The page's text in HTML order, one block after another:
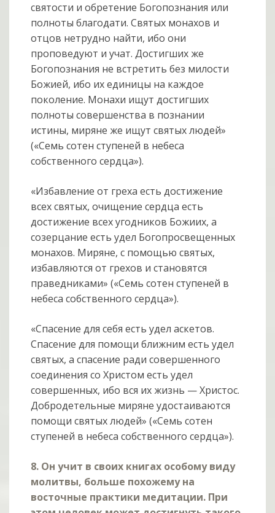
святости и обретение Богопознания или
полноты благодати. Святых монахов и
отцов нетрудно найти, ибо они
проповедуют и учат. Достигших же
Богопознания не встретить без милости
Божией, ибо их единицы на каждое
поколение. Монахи ищут достигших
полноты совершенства в познании
истины, миряне же ищут святых людей»
(«Семь сотен ступеней в небеса
собственного сердца»).
«Избавление от греха есть достижение
всех святых, очищение сердца есть
достижение всех угодников Божиих, а
созерцание есть удел Богопросвещенных
монахов. Миряне, с помощью святых,
избавляются от грехов и становятся
праведниками» («Семь сотен ступеней в
небеса собственного сердца»).
«Спасение для себя есть удел аскетов.
Спасение для помощи ближним есть удел
святых, а спасение ради совершенного
соединения со Христом есть удел
совершенных, ибо вся их жизнь — Христос.
Добродетельные миряне удостаиваются
помощи святых людей» («Семь сотен
ступеней в небеса собственного сердца»).
8. Он учит в своих книгах особому виду
молитвы, больше похожему на
восточные практики медитации. При